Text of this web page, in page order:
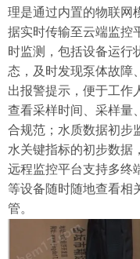
理是通过内置的物联网
据实时传输至云端监控
时监测，包括设备运行
态，及时发现泵体故障
出报警提示，便于工作
查看采样时间、采样量
合规范；水质数据初步
水关键指标的初步数据
远程监控平台支持多终
等设备随时随地查看相
管。